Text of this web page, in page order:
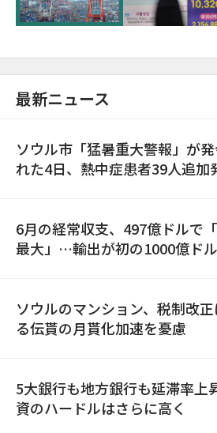
最新ニュース
ソウル市「猛暑重大警報」が
れた4日、熱中症患者39人追加
6月の経常収支、497億ドルで
最大」…輸出が初の1000億ド
ソウルのマンション、税制改正
る伝貰の月貰化加速を憂慮
5大銀行も地方銀行も延滞率
資のハードルはさらに高く